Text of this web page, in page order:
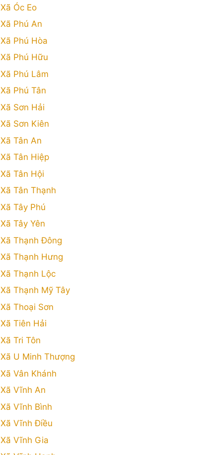
Xã Óc Eo
Xã Phú An
Xã Phú Hòa
Xã Phú Hữu
Xã Phú Lâm
Xã Phú Tân
Xã Sơn Hải
Xã Sơn Kiên
Xã Tân An
Xã Tân Hiệp
Xã Tân Hội
Xã Tân Thạnh
Xã Tây Phú
Xã Tây Yên
Xã Thạnh Đông
Xã Thạnh Hưng
Xã Thạnh Lộc
Xã Thạnh Mỹ Tây
Xã Thoại Sơn
Xã Tiên Hải
Xã Tri Tôn
Xã U Minh Thượng
Xã Vân Khánh
Xã Vĩnh An
Xã Vĩnh Bình
Xã Vĩnh Điều
Xã Vĩnh Gia